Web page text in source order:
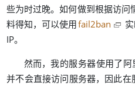
些为时过晚。如何做到根据访问
料得知，可以使用fail2ban
IP。
然而，我的服务器使用了阿
并不会直接访问服务器， 因此在